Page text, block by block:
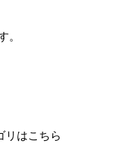
。
リはこちら